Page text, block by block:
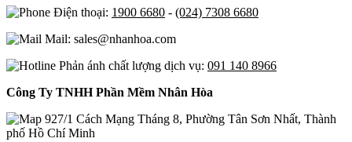
Điện thoại: 1900 6680 - (024) 7308 6680
Mail: sales@nhanhoa.com
Phản ánh chất lượng dịch vụ: 091 140 8966
Công Ty TNHH Phần Mềm Nhân Hòa
927/1 Cách Mạng Tháng 8, Phường Tân Sơn Nhất, Thành
phố Hồ Chí Minh